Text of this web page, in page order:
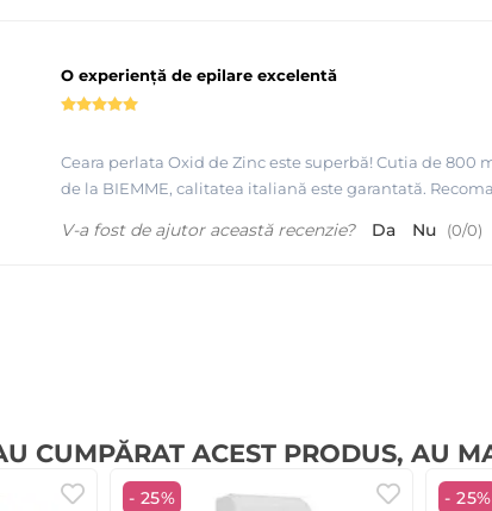
O experiență de epilare excelentă
Ceara perlata Oxid de Zinc este superbă! Cutia de 800
de la BIEMME, calitatea italiană este garantată.
V-a fost de ajutor această recenzie?
Da Nu (0/0)
CUMPĂRAT ACEST PRODUS, AU
- 25% - 25%